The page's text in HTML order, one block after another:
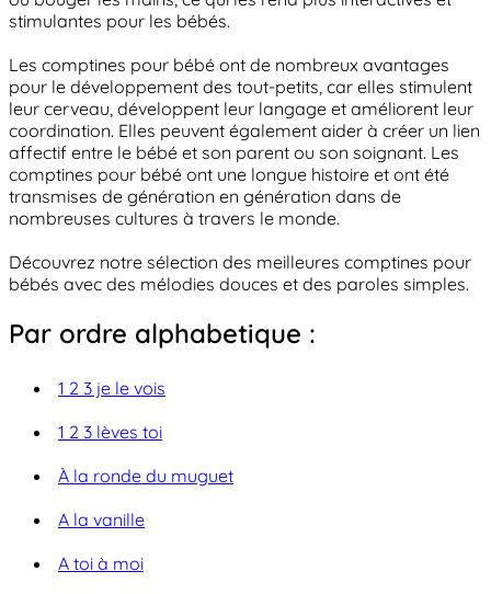
stimulantes pour les bébés.
Les comptines pour bébé ont de nombreux avantages
pour le développement des tout-petits, car elles stimulent
leur cerveau, développent leur langage et améliorent leur
coordination. Elles peuvent également aider à créer un lien
affectif entre le bébé et son parent ou son soignant. Les
comptines pour bébé ont une longue histoire et ont été
transmises de génération en génération dans de
nombreuses cultures à travers le monde.
Découvrez notre sélection des meilleures comptines pour
bébés avec des mélodies douces et des paroles simples.
Par ordre alphabetique :
1 2 3 je le vois
1 2 3 lèves toi
À la ronde du muguet
A la vanille
A toi à moi